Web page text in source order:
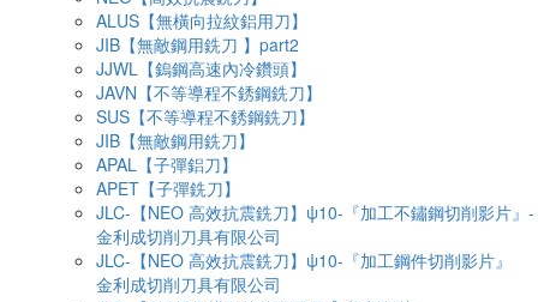
ALUS【無橫向拉紋鋁用刀】
JIB【無敵鋼用銑刀 】part2
JJWL【鎢鋼高速內冷鑽頭】
JAVN【不等導程不銹鋼銑刀】
SUS【不等導程不銹鋼銑刀】
JIB【無敵鋼用銑刀】
APAL【子彈鋁刀】
APET【子彈銑刀】
JLC-【NEO 高效抗震銑刀】ψ10-『加工不鏽鋼切削影片』-
金利成切削刀具有限公司
JLC-【NEO 高效抗震銑刀】ψ10-『加工鋼件切削影片』
金利成切削刀具有限公司